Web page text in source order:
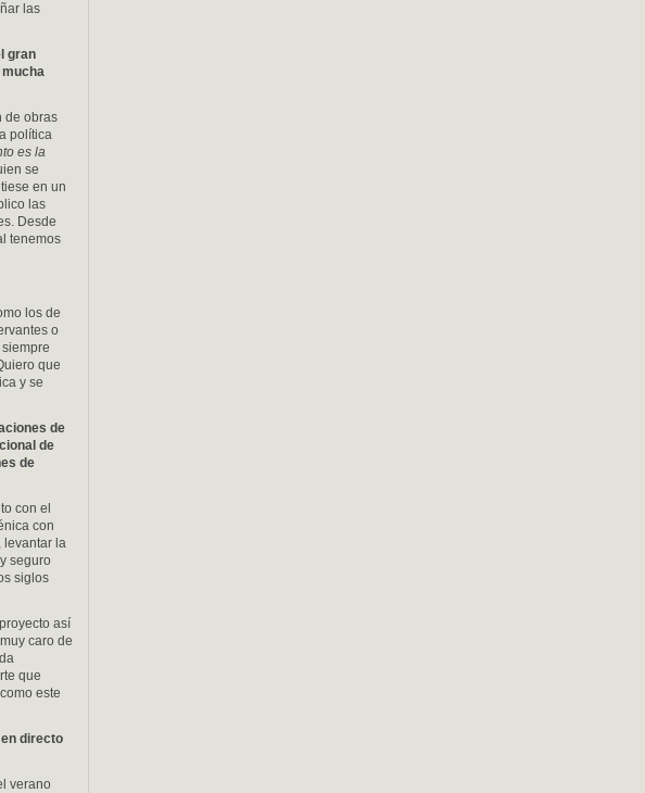
las
gran
de obras
política
es la
se
en un
las
Desde
tenemos
los de
o
que
y se
de
de
de
con el
con
levantar la
seguro
siglos
así
caro de
que
este
directo
verano